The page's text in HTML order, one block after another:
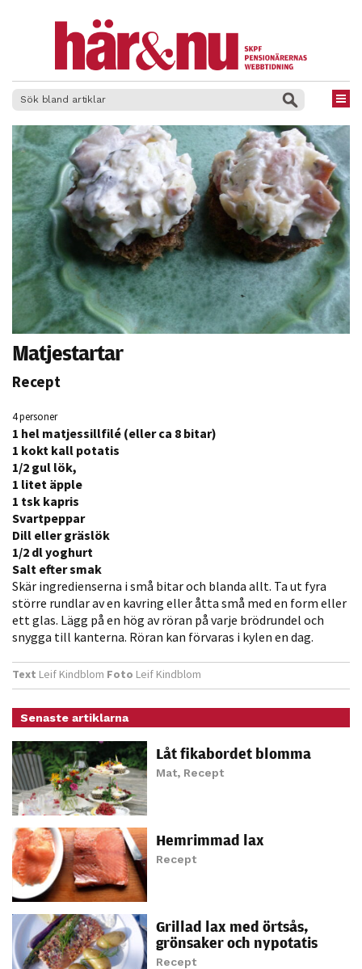
Matjestartar
Recept
4 personer
1 hel matjessillfilé (eller ca 8 bitar)
1 kokt kall potatis
1/2 gul lök,
1 litet äpple
1 tsk kapris
Svartpeppar
Dill eller gräslök
1/2 dl yoghurt
Salt efter smak
Skär ingredienserna i små bitar och blanda allt. Ta ut fyra
större rundlar av en kavring eller åtta små med en form eller
ett glas. Lägg på en hög av ­röran på varje brödrundel och
snygga till kanterna. Röran kan förvaras i kylen en dag.
Text Leif Kindblom Foto Leif Kindblom
Senaste artiklarna
Låt fikabordet blomma
Mat, Recept
Hemrimmad lax
Recept
Grillad lax med örtsås,
grönsaker och nypotatis
Recept
välja bort. De
behövs för
att hemsidan
över huvud
taget ska
För att vi ska
kunna
funktionalitet
hur hemsidan
används.